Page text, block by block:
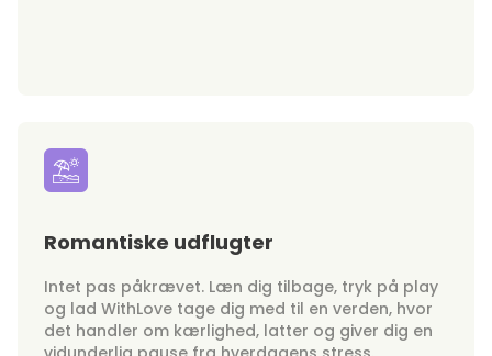
Romantiske udflugter
Intet pas påkrævet. Læn dig tilbage, tryk på play
og lad WithLove tage dig med til en verden, hvor
det handler om kærlighed, latter og giver dig en